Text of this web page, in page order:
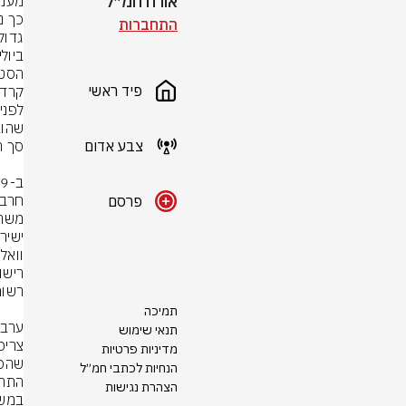
התחברות
פיד ראשי
צבע אדום
פרסם
תמיכה
תנאי שימוש
מדיניות פרטיות
הנחיות לכתבי חמ״ל
הצהרת נגישות